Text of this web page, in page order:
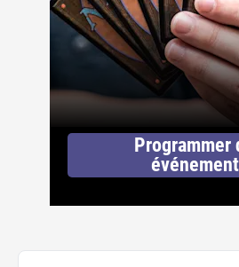
Programmer